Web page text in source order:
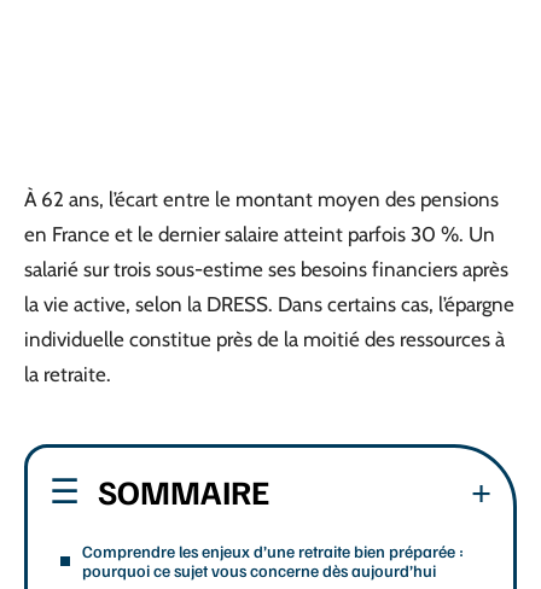
À 62 ans, l’écart entre le montant moyen des pensions
en France et le dernier salaire atteint parfois 30 %. Un
salarié sur trois sous-estime ses besoins financiers après
la vie active, selon la DRESS. Dans certains cas, l’épargne
individuelle constitue près de la moitié des ressources à
la retraite.
SOMMAIRE
Comprendre les enjeux d’une retraite bien préparée :
pourquoi ce sujet vous concerne dès aujourd’hui